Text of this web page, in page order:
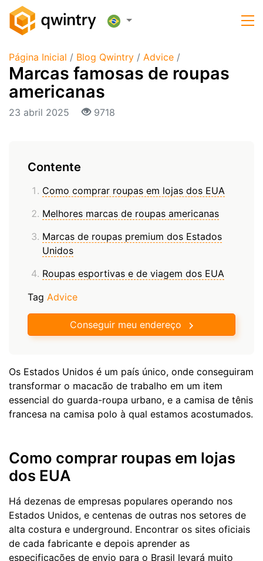
Página Inicial / Blog Qwintry / Advice /
Marcas famosas de roupas
americanas
23 abril 2025 9718
Contente
Como comprar roupas em lojas dos EUA
Melhores marcas de roupas americanas
Marcas de roupas premium dos Estados
Unidos
Roupas esportivas e de viagem dos EUA
Tag Advice
Conseguir meu endereço
Os Estados Unidos é um país único, onde conseguiram
transformar o macacão de trabalho em um item
essencial do guarda-roupa urbano, e a camisa de tênis
francesa na camisa polo à qual estamos acostumados.
Como comprar roupas em lojas
dos EUA
Há dezenas de empresas populares operando nos
Estados Unidos, e centenas de outras nos setores de
alta costura e underground. Encontrar os sites oficiais
de cada fabricante e depois aprender as
especificações de envio para o Brasil levará muito